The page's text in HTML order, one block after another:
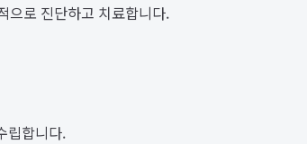
으로 진단하고 치료합니다.
립합니다.